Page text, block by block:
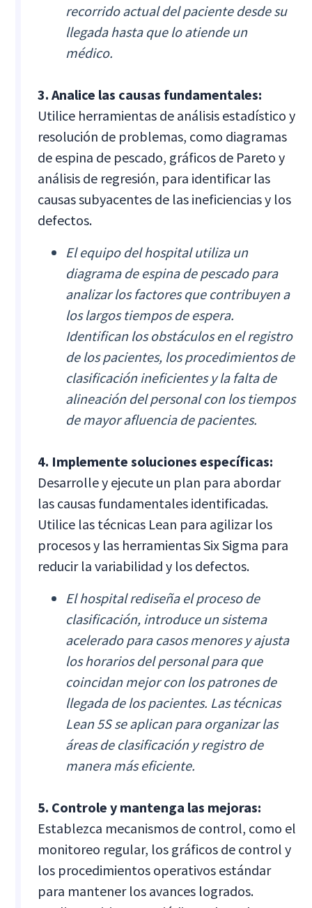
recorrido actual del paciente desde su
llegada hasta que lo atiende un
médico.
3. Analice las causas fundamentales:
Utilice herramientas de análisis estadístico y
resolución de problemas, como diagramas
de espina de pescado, gráficos de Pareto y
análisis de regresión, para identificar las
causas subyacentes de las ineficiencias y los
defectos.
El equipo del hospital utiliza un
diagrama de espina de pescado para
analizar los factores que contribuyen a
los largos tiempos de espera.
Identifican los obstáculos en el registro
de los pacientes, los procedimientos de
clasificación ineficientes y la falta de
alineación del personal con los tiempos
de mayor afluencia de pacientes.
4. Implemente soluciones específicas:
Desarrolle y ejecute un plan para abordar
las causas fundamentales identificadas.
Utilice las técnicas Lean para agilizar los
procesos y las herramientas Six Sigma para
reducir la variabilidad y los defectos.
El hospital rediseña el proceso de
clasificación, introduce un sistema
acelerado para casos menores y ajusta
los horarios del personal para que
coincidan mejor con los patrones de
llegada de los pacientes. Las técnicas
Lean 5S se aplican para organizar las
áreas de clasificación y registro de
manera más eficiente.
5. Controle y mantenga las mejoras:
Establezca mecanismos de control, como el
monitoreo regular, los gráficos de control y
los procedimientos operativos estándar
para mantener los avances logrados.